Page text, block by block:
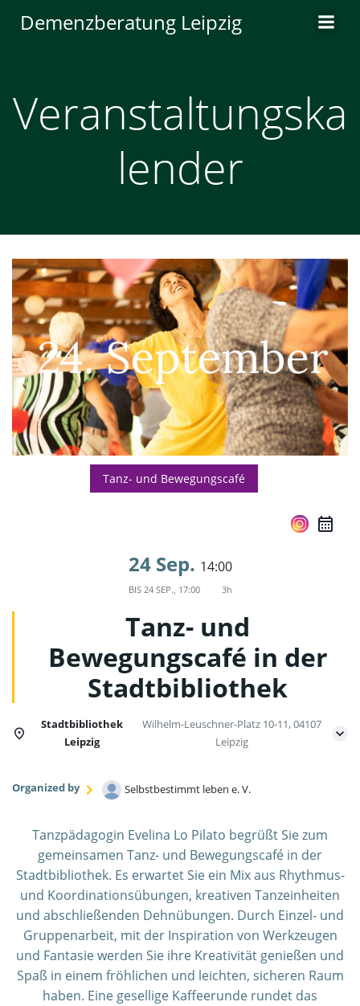
Inhalt
Demenzberatung Leipzig
Veranstaltungska
lender
Tanz- und Bewegungscafé
24 Sep. 14:00
BIS 24 SEP., 17:00 3h
Tanz- und
Bewegungscafé in der
Stadtbibliothek
Stadtbibliothek
Leipzig
Wilhelm-Leuschner-Platz 10-11, 04107
Leipzig
Organized by Selbstbestimmt leben e. V.
Tanzpädagogin Evelina Lo Pilato begrüßt Sie zum
gemeinsamen Tanz- und Bewegungscafé in der
Stadtbibliothek. Es erwartet Sie ein Mix aus Rhythmus-
und Koordinationsübungen, kreativen Tanzeinheiten
und abschließenden Dehnübungen. Durch Einzel- und
Gruppenarbeit, mit der Inspiration von Werkzeugen
und Fantasie werden Sie ihre Kreativität genießen und
Spaß in einem fröhlichen und leichten, sicheren Raum
haben. Eine gesellige Kaffeerunde rundet das